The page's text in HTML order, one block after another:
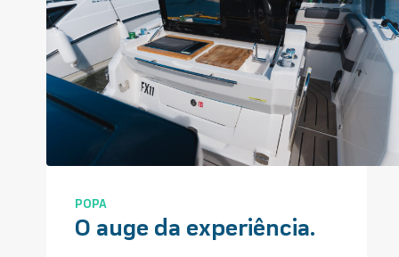
T-TOP
Novo T-Top